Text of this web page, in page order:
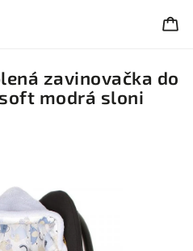
zavinovačka do
modrá sloni